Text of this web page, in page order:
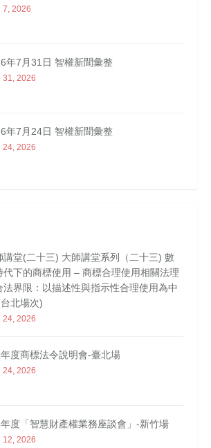
7, 2026
年7月31日 智權新聞彙整
31, 2026
年7月24日 智權新聞彙整
24, 2026
講堂(二十三) 大師講堂系列（二十三) 數
代下的商標使用 – 商標合理使用相關法理
法界限：以描述性與指示性合理使用為中
北場次)
24, 2026
度商標法令說明會-臺北場
24, 2026
度「智慧財產權業務座談會」-新竹場
12, 2026